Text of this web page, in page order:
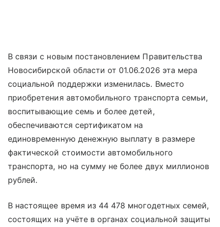
В связи с новым постановлением Правительства
Новосибирской области от 01.06.2026 эта мера
социальной поддержки изменилась. Вместо
приобретения автомобильного транспорта семьи,
воспитывающие семь и более детей,
обеспечиваются сертификатом на
единовременную денежную выплату в размере
фактической стоимости автомобильного
транспорта, но на сумму не более двух миллионов
рублей.
В настоящее время из 44 478 многодетных семей,
состоящих на учёте в органах социальной защиты